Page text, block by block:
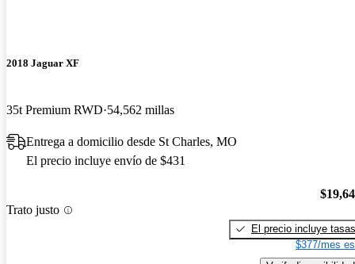
2018 Jaguar XF
35t Premium RWD 54,562 millas
Entrega a domicilio desde St Charles, MO
El precio incluye envío de $431
Trato justo
El precio incluye tasas
$377/mes